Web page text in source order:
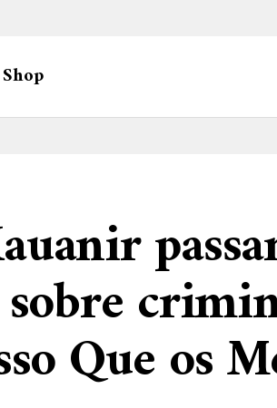
Shop
Que os